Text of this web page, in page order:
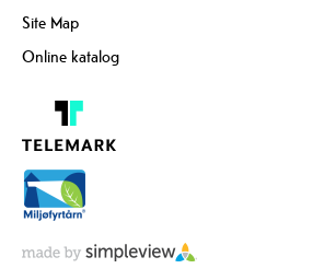
Site Map
Online katalog